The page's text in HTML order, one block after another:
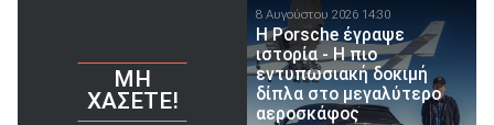
ΜΗ
ΧΆΣΕΤΕ!
8 Αυγούστου 2026 14:30
H Porsche έγραψε
ιστορία - H πιο
εντυπωσιακή δοκιμή
δίπλα στο μεγαλύτερο
αεροσκάφος